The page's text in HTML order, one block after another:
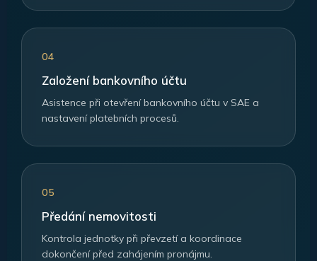
04
Založení bankovního účtu
Asistence při otevření bankovního účtu v SAE a
nastavení platebních procesů.
05
Předání nemovitosti
Kontrola jednotky při převzetí a koordinace
dokončení před zahájením pronájmu.